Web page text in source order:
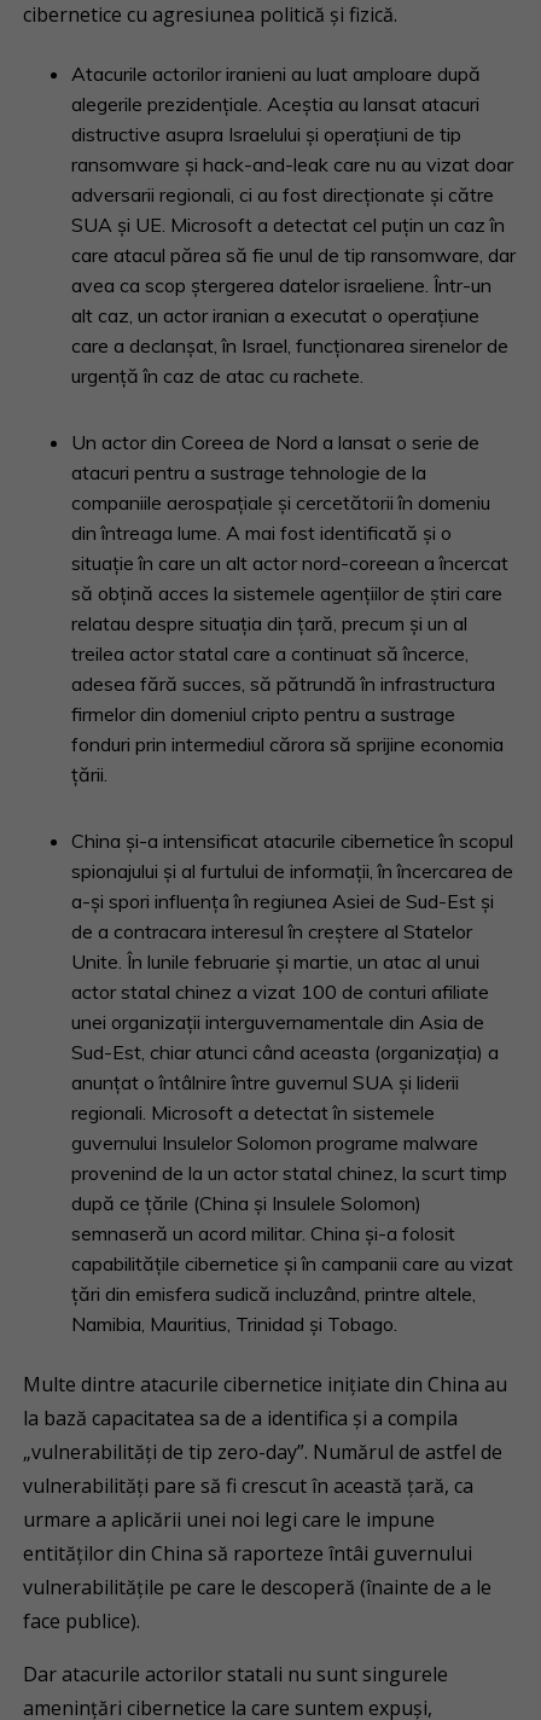
cibernetice cu agresiunea politică și fizică.
Atacurile actorilor iranieni au luat amploare după
alegerile prezidențiale. Aceștia au lansat atacuri
distructive asupra Israelului și operațiuni de tip
ransomware și hack-and-leak care nu au vizat doar
adversarii regionali, ci au fost direcționate și către
SUA și UE. Microsoft a detectat cel puțin un caz în
care atacul părea să fie unul de tip ransomware, dar
avea ca scop ștergerea datelor israeliene. Într-un
alt caz, un actor iranian a executat o operațiune
care a declanșat, în Israel, funcționarea sirenelor de
urgență în caz de atac cu rachete.
Un actor din Coreea de Nord a lansat o serie de
atacuri pentru a sustrage tehnologie de la
companiile aerospațiale și cercetătorii în domeniu
din întreaga lume. A mai fost identificată și o
situație în care un alt actor nord-coreean a încercat
să obțină acces la sistemele agențiilor de știri care
relatau despre situația din țară, precum și un al
treilea actor statal care a continuat să încerce,
adesea fără succes, să pătrundă în infrastructura
firmelor din domeniul cripto pentru a sustrage
fonduri prin intermediul cărora să sprijine economia
țării.
China și-a intensificat atacurile cibernetice în scopul
spionajului și al furtului de informații, în încercarea de
a-și spori influența în regiunea Asiei de Sud-Est și
de a contracara interesul în creștere al Statelor
Unite. În lunile februarie și martie, un atac al unui
actor statal chinez a vizat 100 de conturi afiliate
unei organizații interguvernamentale din Asia de
Sud-Est, chiar atunci când aceasta (organizația) a
anunțat o întâlnire între guvernul SUA și liderii
regionali. Microsoft a detectat în sistemele
guvernului Insulelor Solomon programe malware
provenind de la un actor statal chinez, la scurt timp
după ce țările (China și Insulele Solomon)
semnaseră un acord militar. China și-a folosit
capabilitățile cibernetice și în campanii care au vizat
țări din emisfera sudică incluzând, printre altele,
Namibia, Mauritius, Trinidad și Tobago.
Multe dintre atacurile cibernetice inițiate din China au
la bază capacitatea sa de a identifica și a compila
„vulnerabilități de tip zero-day”. Numărul de astfel de
vulnerabilități pare să fi crescut în această țară, ca
urmare a aplicării unei noi legi care le impune
entităților din China să raporteze întâi guvernului
vulnerabilitățile pe care le descoperă (înainte de a le
face publice).
Dar atacurile actorilor statali nu sunt singurele
amenințări cibernetice la care suntem expuși,